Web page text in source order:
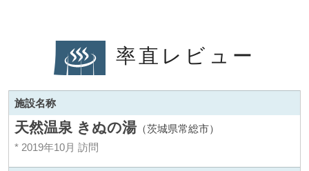
率直レビュー
施設名称
天然温泉 きぬの湯（茨城県常総市）
* 2019年10月 訪問